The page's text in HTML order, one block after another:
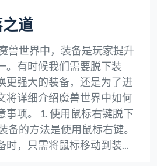
道
兽世界中，装备是玩家提升
。有时候我们需要脱下装
更强大的装备，还是为了进
将详细介绍魔兽世界中如何
事项。 1. 使用鼠标右键脱下
备的方法是使用鼠标右键。
时，只需将鼠标移动到装...